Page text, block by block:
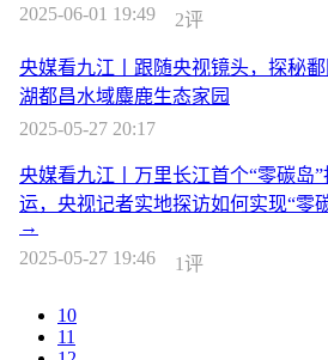
2025-06-01 19:49
2评
央媒看九江丨跟随央视镜头，探秘鄱
湖都昌水域麋鹿生态家园
2025-05-27 20:17
央媒看九江丨万里长江首个“零碳岛”
运，央视记者实地探访如何实现“零
→
2025-05-27 19:46
1评
10
11